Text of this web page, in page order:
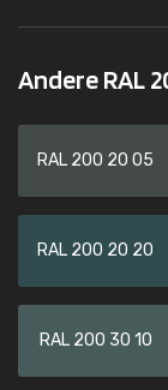
Andere RAL
RAL 200 20 05
RAL 200 20 20
RAL 200 30 10